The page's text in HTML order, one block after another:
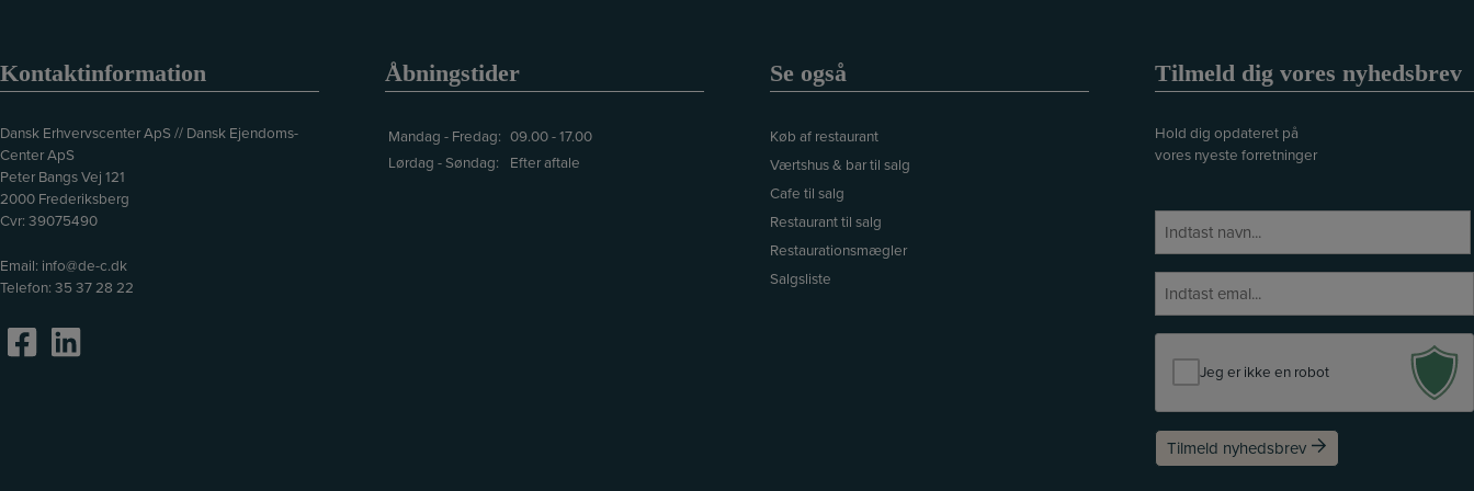
Kontaktinformation
Dansk Erhvervscenter ApS // Dansk Ejendoms-
Center ApS
Peter Bangs Vej 121
2000 Frederiksberg
Cvr: 39075490
Email: info@de-c.dk
Telefon: 35 37 28 22
Åbningstider
Mandag - Fredag: 09.00 - 17.00
Lørdag - Søndag: Efter aftale
Se også
Køb af restaurant
Værtshus & bar til salg
Cafe til salg
Restaurant til salg
Restaurationsmægler
Salgsliste
Tilmeld dig vores nyhedsbrev
Hold dig opdateret på
vores nyeste forretninger
N
a
v
E
t
e
a
v
n
-
m
l
Jeg er ikke en robot
Tilmeld nyhedsbrev